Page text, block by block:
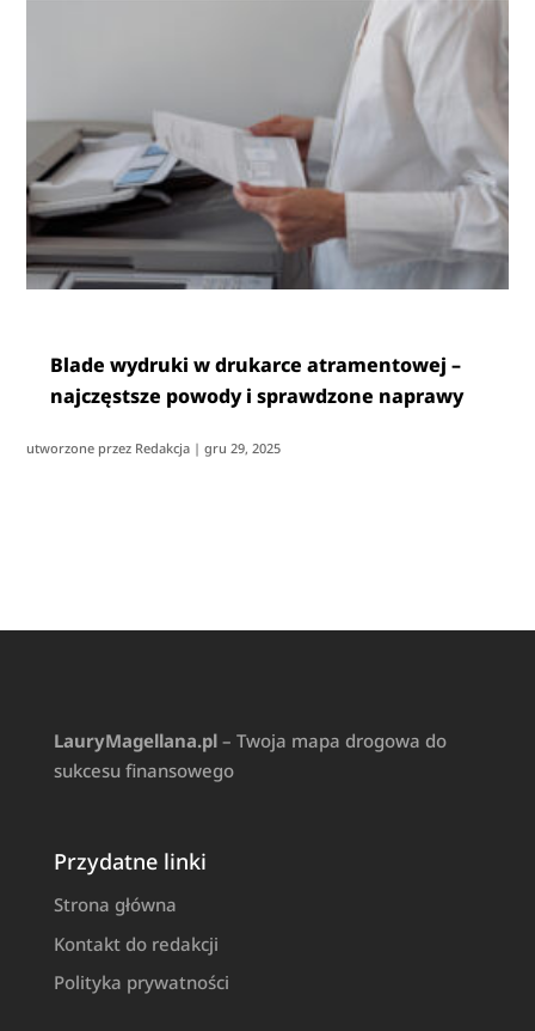
Blade wydruki w drukarce atramentowej –
najczęstsze powody i sprawdzone naprawy
utworzone przez Redakcja |gru 29, 2025
LauryMagellana.pl– Twoja mapa drogowa do
sukcesu finansowego
Przydatne linki
Strona główna
Kontakt do redakcji
Polityka prywatności